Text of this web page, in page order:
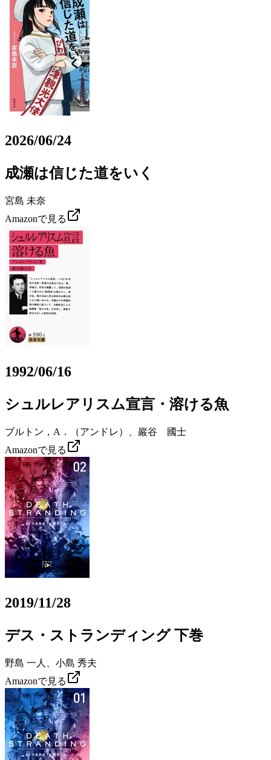
2026/06/24
成瀬は信じた道をいく
宮島 未奈
Amazonで見る
1992/06/16
シュルレアリスム宣言・溶ける魚
ブルトン，A．（アンドレ）、巖谷 國士
Amazonで見る
2019/11/28
デス・ストランディング 下巻
野島 一人、小島 秀夫
Amazonで見る